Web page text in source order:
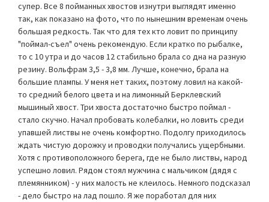
супер. Все 8 пойманных хвостов изнутри выглядят именно
так, как показано на фото, что по нынешним временам очень
большая редкость. Так что для тех кто ловит по принципу
"поймал-съел" очень рекомендую. Если кратко по рыбалке,
то с 10 утра и до часов 12 стабильно брала со дна на разную
резину. Вольфрам 3,5 - 3,8 мм. Лучше, конечно, брала на
большие плампы. У меня нет таких, поэтому ловил на какой-
то средний белого цвета и на лимонный Берклевский
мышиный хвост. Три хвоста достаточно быстро поймал -
стало скучно. Начал пробовать колебалки, но ловить среди
упавшей листвы не очень комфортно. Подолгу приходилось
ждать чистую дорожку и проводки получались ущербными.
Хотя с противоположного берега, где не было листвы, народ
успешно ловил. Рядом стоял мужчина с мальчиком (дядя с
племянником) - у них малость не клеилось. Немного подсказал
- дело быстро на лад пошло. Я же поработал для них